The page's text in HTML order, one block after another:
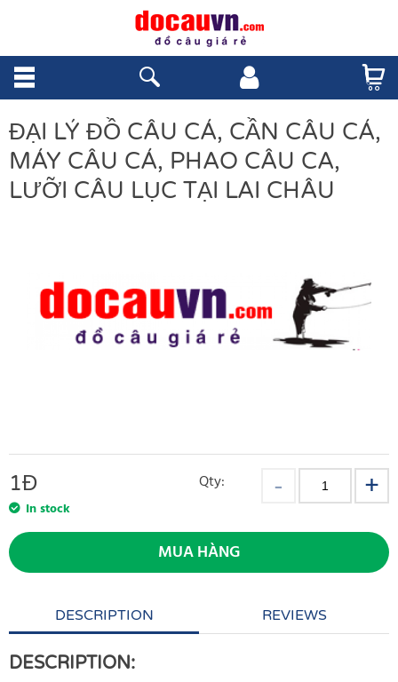
ĐẠI LÝ ĐỒ CÂU CÁ, CẦN CÂU CÁ,
MÁY CÂU CÁ, PHAO CÂU CA,
LƯỠI CÂU LỤC TẠI LAI CHÂU
1Đ
In stock
Qty:
MUA HÀNG
DESCRIPTION REVIEWS
DESCRIPTION: